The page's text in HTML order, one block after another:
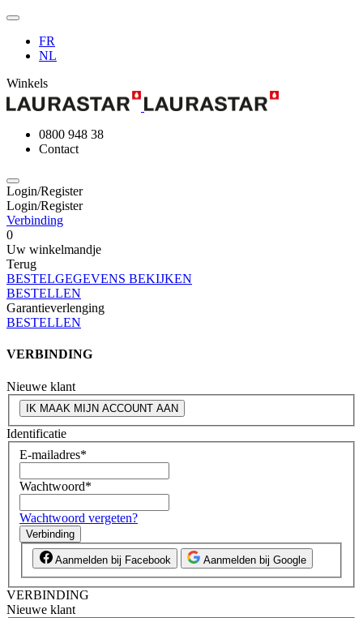
FR
NL
Winkels
0800 948 38
Contact
Login/Register
Login/Register
Verbinding
0
Uw winkelmandje
Terug
BESTELGEGEVENS BEKIJKEN
BESTELLEN
Garantieverlenging
BESTELLEN
VERBINDING
Nieuwe klant
IK MAAK MIJN ACCOUNT AAN
Identificatie
E-mailadres*
Wachtwoord*
Wachtwoord vergeten?
Verbinding
Aanmelden bij Facebook Aanmelden bij Google
VERBINDING
Nieuwe klant